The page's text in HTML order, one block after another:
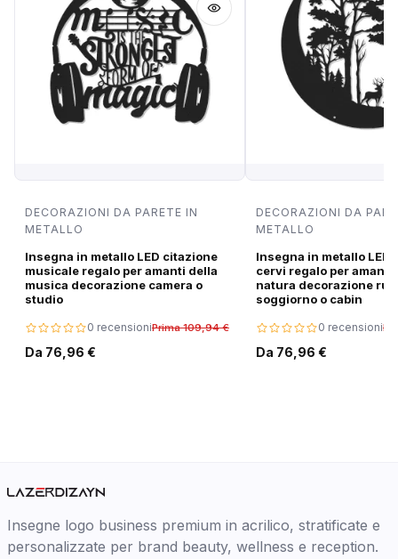
DECORAZIONI DA PARETE IN
METALLO
Insegna in metallo LED citazione
musicale regalo per amanti della
musica decorazione camera o
studio
0 recensioniPrima 109,94 €
Da 76,96 €
DECORAZIONI DA
METALLO
Insegna in metallo LED
cervi regalo per amanti
natura decorazione
soggiorno o cabin
0 recensioni
Da 76,96 €
Insegne logo business premium in acrilico, stratificate e
personalizzate per brand beauty, wellness e reception.